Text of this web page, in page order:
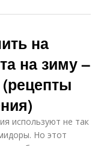
на
на зиму –
используют не так
Но этот